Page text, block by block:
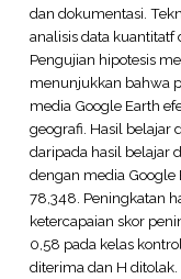
dan dokumentasi.
analisis data
Pengujian hipotesis
menunjukkan bahwa
media Google Earth
geografi. Hasil belajar
daripada hasil belajar
dengan media Google
78,348. Peningkatan
ketercapaian skor
0,58 pada kelas
diterima dan H